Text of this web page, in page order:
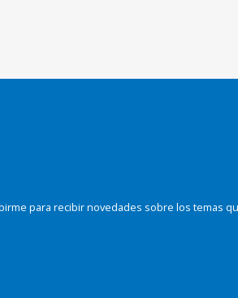
para recibir novedades sobre los temas